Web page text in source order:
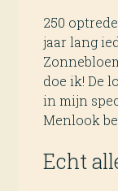
250
jaar lang
doe ik! De
in mijn
Menlook
Echt